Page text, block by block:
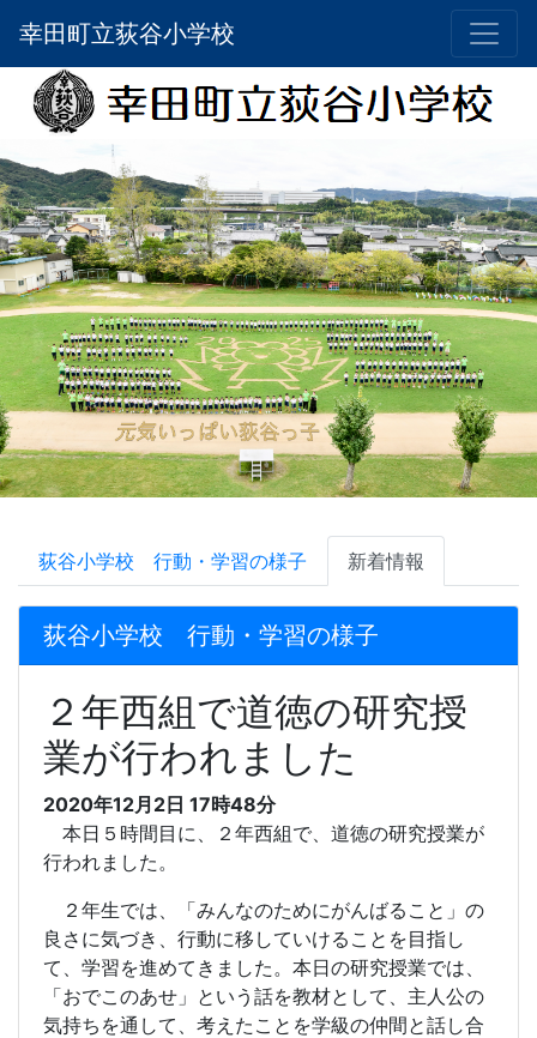
幸田町立荻谷小学校
荻谷小学校 行動・学習の様子 新着情報
荻谷小学校 行動・学習の様子
２年西組で道徳の研究授
業が行われました
2020年12月2日 17時48分
本日５時間目に、２年西組で、道徳の研究授業が
行われました。
２年生では、「みんなのためにがんばること」の
良さに気づき、行動に移していけることを目指し
て、学習を進めてきました。本日の研究授業では、
「おでこのあせ」という話を教材として、主人公の
気持ちを通して、考えたことを学級の仲間と話し合